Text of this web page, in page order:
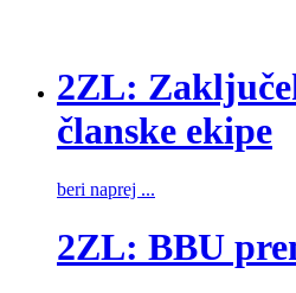
2ZL:
članske ekipe
beri naprej ...
2ZL: BBU